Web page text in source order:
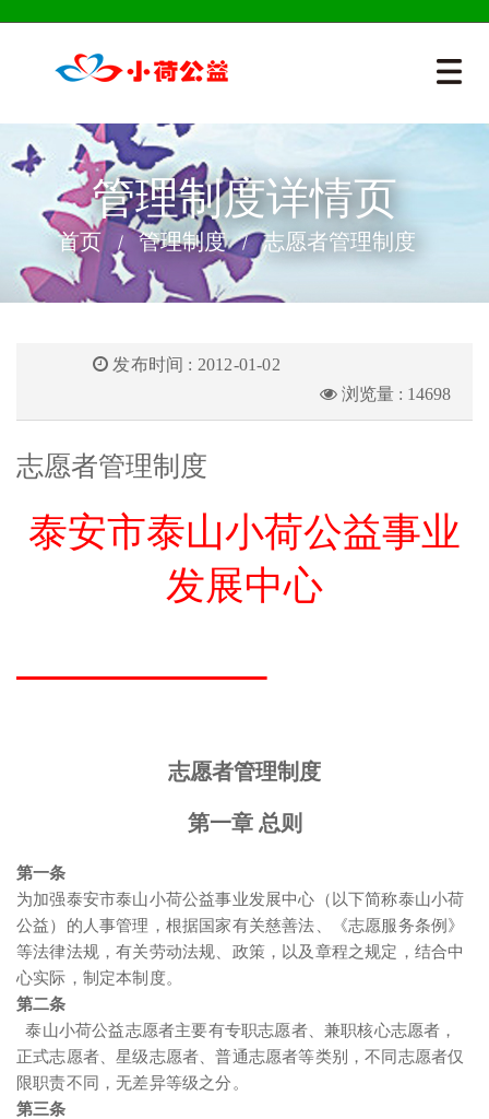
管理制度详情页
首页 管理制度 志愿者管理制度
发布时间 : 2012-01-02
浏览量 : 14698
志愿者管理制度
泰安市泰山小荷公益事业
发展中心
志愿者管理制度
第一章 总则
第一条
为加强泰安市泰山小荷公益事业发展中心（以下简称泰山小荷
公益）的人事管理，根据国家有关慈善法、《志愿服务条例》
等法律法规，有关劳动法规、政策，以及章程之规定，结合中
心实际，制定本制度。
第二条
泰山小荷公益志愿者主要有专职志愿者、兼职核心志愿者，
正式志愿者、星级志愿者、普通志愿者等类别，不同志愿者仅
限职责不同，无差异等级之分。
第三条